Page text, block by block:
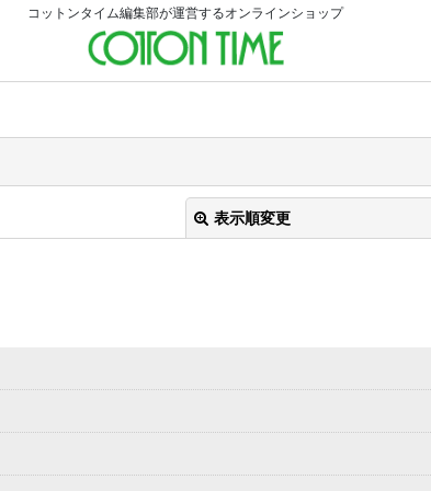
コットンタイム編集部が運営するオンラインショップ
表示順変更